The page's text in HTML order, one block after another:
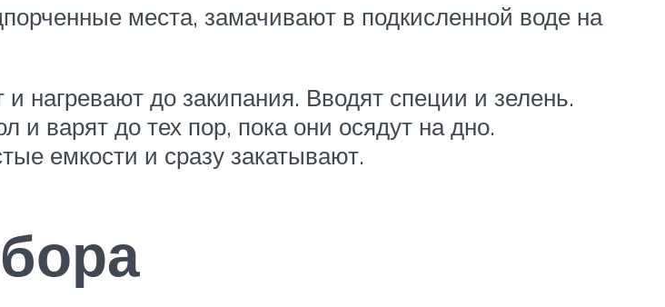
места, замачивают в подкисленной воде на
нагревают до закипания. Вводят специи и зелень.
и варят до тех пор, пока они осядут на дно.
емкости и сразу закатывают.